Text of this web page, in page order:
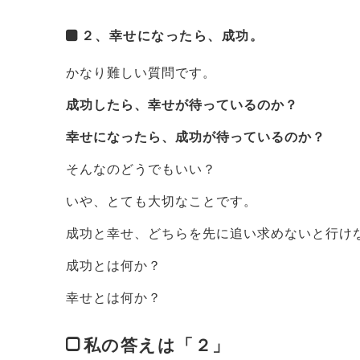
２、幸せになったら、成功。
かなり難しい質問です。
成功したら、幸せが待っているのか？
幸せになったら、成功が待っているのか？
そんなのどうでもいい？
いや、とても大切なことです。
成功と幸せ、どちらを先に追い求めないと行け
成功とは何か？
幸せとは何か？
私の答えは「２」